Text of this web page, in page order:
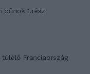
bűnök 1.rész
Franciaország